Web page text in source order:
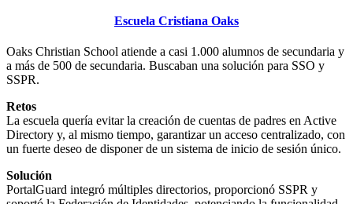
Escuela Cristiana Oaks
Oaks Christian School atiende a casi 1.000 alumnos de secundaria y
a más de 500 de secundaria. Buscaban una solución para SSO y
SSPR.
Retos
La escuela quería evitar la creación de cuentas de padres en Active
Directory y, al mismo tiempo, garantizar un acceso centralizado, con
un fuerte deseo de disponer de un sistema de inicio de sesión único.
Solución
PortalGuard integró múltiples directorios, proporcionó SSPR y